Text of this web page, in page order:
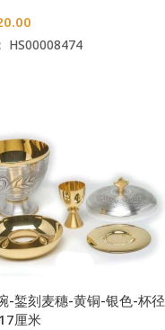
HS00008474
-錾刻麦穗-黄铜-银色-杯径
厘米